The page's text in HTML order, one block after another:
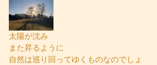
太陽が沈み
また昇るように
自然は巡り回ってゆくものなのでしょ